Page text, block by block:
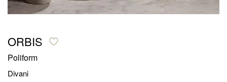
ORBIS
Poliform
Divani